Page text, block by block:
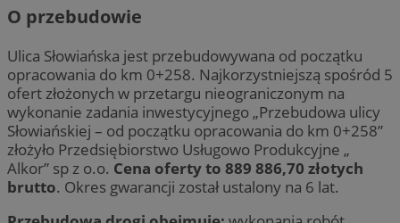
O przebudowie
Ulica Słowiańska jest przebudowywana od początku
opracowania do km 0+258. Najkorzystniejszą spośród 5
ofert złożonych w przetargu nieograniczonym na
wykonanie zadania inwestycyjnego „Przebudowa ulicy
Słowiańskiej – od początku opracowania do km 0+258”
złożyło Przedsiębiorstwo Usługowo Produkcyjne „
Alkor” sp z o.o. Cena oferty to 889 886,70 złotych
brutto. Okres gwarancji został ustalony na 6 lat.